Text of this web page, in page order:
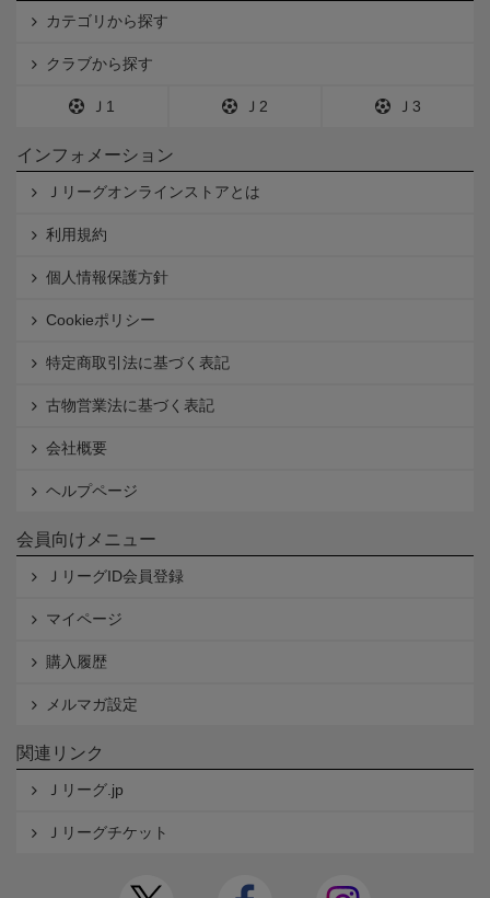
カテゴリから探す
クラブから探す
Ｊ1 Ｊ2 Ｊ3
インフォメーション
Ｊリーグオンラインストアとは
利用規約
個人情報保護方針
Cookieポリシー
特定商取引法に基づく表記
古物営業法に基づく表記
会社概要
ヘルプページ
会員向けメニュー
ＪリーグID会員登録
マイページ
購入履歴
メルマガ設定
関連リンク
Ｊリーグ.jp
Ｊリーグチケット